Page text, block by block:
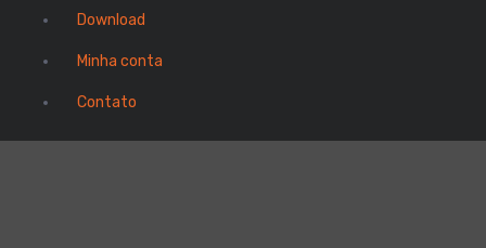
Download
Minha conta
Contato